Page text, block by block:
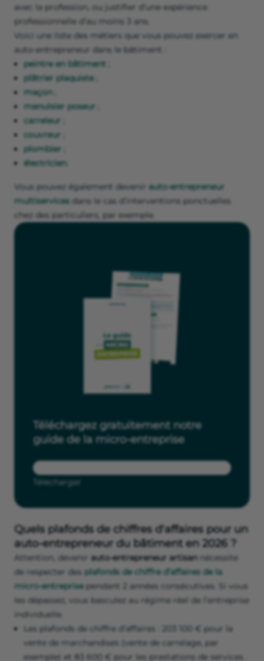
avec la profession, ou justifier d’une expérience
professionnelle d’au moins 3 ans.
Voici une liste des métiers que vous pouvez exercer en
auto-entrepreneur dans le bâtiment :
peintre en bâtiment
plâtrier plaquiste;
maçon
menuisier poseur
carreleur
couvreur
plombier
électricien.
Vous pouvez également devenir auto-entrepreneur
multiservices dans le cas d’interventions ponctuelles
chez des particuliers, par exemple.
Téléchargez gratuitement notre
guide de la micro-entreprise
Télécharger
Quels plafonds de chiffres d'affaires pour un
auto-entrepreneur du bâtiment en 2026 ?
Attention, devenir auto-entrepreneur artisan nécessite
de respecter des plafonds de chiffre d’affaires de la
micro-entreprisependant 2 années consécutives. Si vous
les dépassez, vous basculez au régime réel de l’entreprise
individuelle.
Les plafonds de chiffre d’affaires : 203 100 € pour la
vente de marchandises (vente de carrelage, par
exemple) et 83 600 € pour les prestations de services